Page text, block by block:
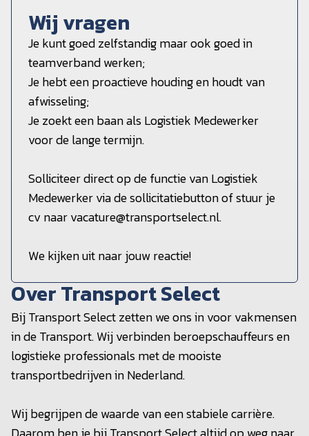
Wij vragen
Je kunt goed zelfstandig maar ook goed in
teamverband werken;
Je hebt een proactieve houding en houdt van
afwisseling;
Je zoekt een baan als Logistiek Medewerker
voor de lange termijn.
Solliciteer direct op de functie van Logistiek
Medewerker via de sollicitatiebutton of stuur je
cv naar vacature@transportselect.nl.
We kijken uit naar jouw reactie!
Over Transport Select
Bij Transport Select zetten we ons in voor vakmensen
in de Transport. Wij verbinden beroepschauffeurs en
logistieke professionals met de mooiste
transportbedrijven in Nederland.
Wij begrijpen de waarde van een stabiele carrière.